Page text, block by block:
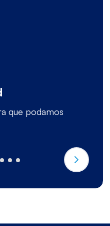
que podamos